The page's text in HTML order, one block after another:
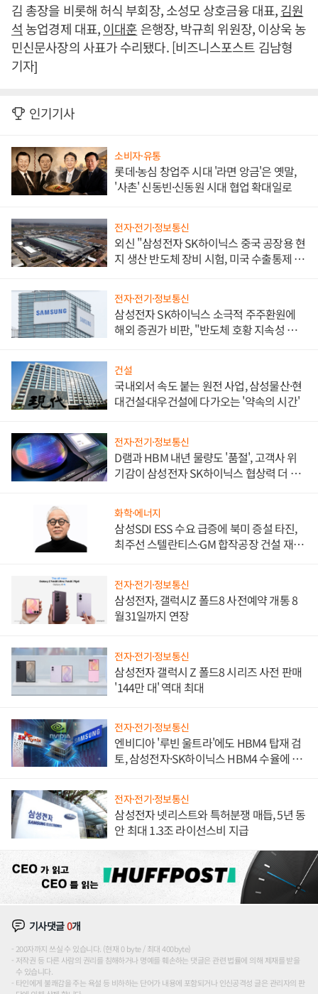
김 총장을 비롯해 허식 부회장, 소성모 상호금융 대표,김원
석 농업경제 대표,이대훈 은행장, 박규희 위원장, 이상욱 농
민신문사장의 사표가 수리됐다. [비즈니스포스트 김남형
기자]
인기기사
소비자·유통
롯데·농심 창업주 시대 '라면 앙금'은 옛말,
'사촌' 신동빈·신동원 시대 협업 확대일로
전자·전기·정보통신
외신 "삼성전자 SK하이닉스 중국 공장용 현
지 생산 반도체 장비 시험, 미국 수출통제 대
전자·전기·정보통신
삼성전자 SK하이닉스 소극적 주주환원에
해외 증권가 비판, "반도체 호황 지속성 의
건설
국내외서 속도 붙는 원전 사업, 삼성물산·현
대건설·대우건설에 다가오는 '약속의 시간'
전자·전기·정보통신
D램과 HBM 내년 물량도 '품절', 고객사 위
기감이 삼성전자 SK하이닉스 협상력 더 키
화학·에너지
삼성SDI ESS 수요 급증에 북미 증설 타진,
최주선 스텔란티스·GM 합작공장 건설 재추
전자·전기·정보통신
삼성전자, 갤럭시Z 폴드8 사전예약 개통 8
월31일까지 연장
전자·전기·정보통신
삼성전자 갤럭시 Z 폴드8 시리즈 사전 판매
'144만 대' 역대 최대
전자·전기·정보통신
엔비디아 '루빈 울트라'에도 HBM4 탑재 검
토, 삼성전자·SK하이닉스 HBM4 수율에 주
전자·전기·정보통신
삼성전자 넷리스트와 특허분쟁 매듭, 5년 동
안 최대 1.3조 라이선스비 지급
기사댓글0개
200자까지 쓰실 수 있습니다. (현재 0 byte / 최대 400byte)
저작권 등 다른 사람의 권리를 침해하거나 명예를 훼손하는 댓글은 관련 법률에 의해 제재를 받을
수 있습니다.
타인에게 불쾌감을 주는 욕설 등 비하하는 단어가 내용에 포함되거나 인신공격성 글은 관리자의 판